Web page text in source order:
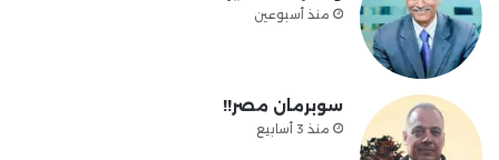
منذ أسبوعين
سوبرمان مصر!!
منذ 3 أسابيع